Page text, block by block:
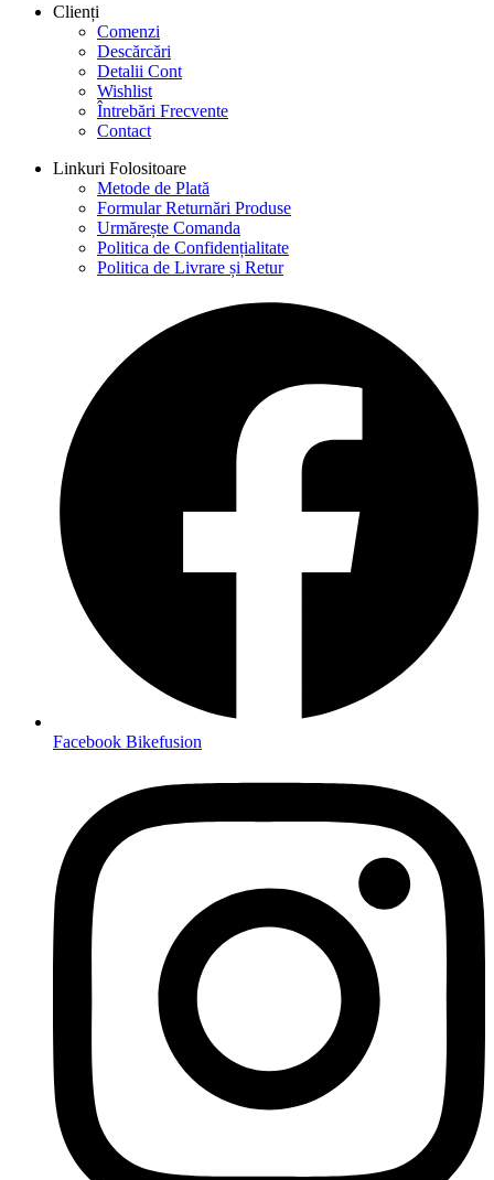
Clienți
Comenzi
Descărcări
Detalii Cont
Wishlist
Întrebări Frecvente
Contact
Linkuri Folositoare
Metode de Plată
Formular Returnări Produse
Urmărește Comanda
Politica de Confidențialitate
Politica de Livrare și Retur
Facebook Bikefusion